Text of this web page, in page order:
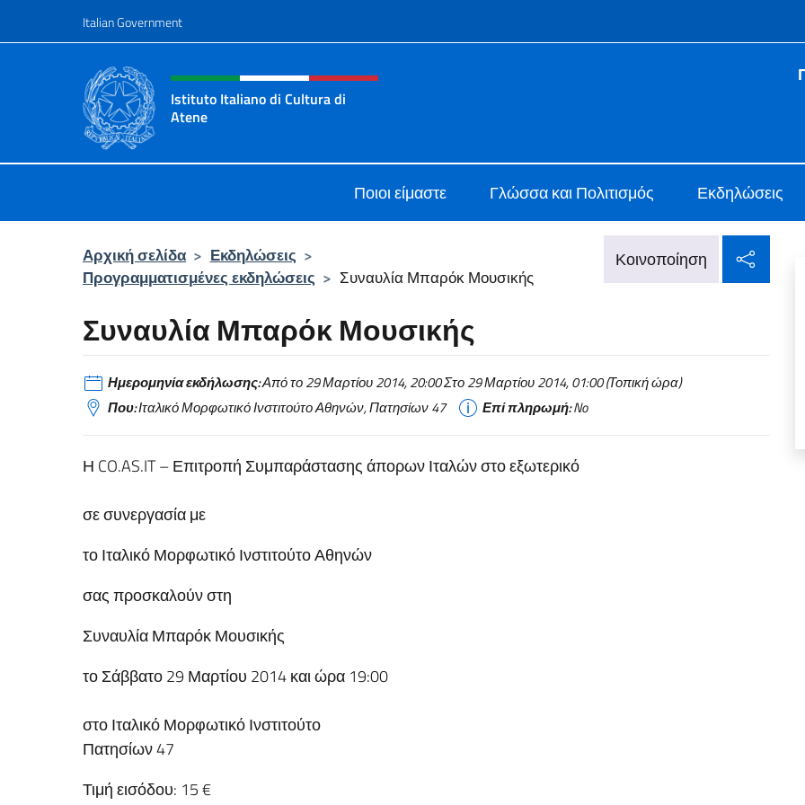
Italian Government
Header, social and menu of site
Istituto Italiano di Cultura di
Atene
Ποιοι είμαστε Γλώσσα και Πολιτισμός Εκδηλώσεις
Αρχική σελίδα > Εκδηλώσεις >
Προγραμματισμένες εκδηλώσεις > Συναυλία Μπαρόκ Μουσικής
Κοινοποίηση
Συναυλία Μπαρόκ Μουσικής
Ημερομηνία εκδήλωσης:Από το 29 Μαρτίου 2014, 20:00 Στο 29 Μαρτίου 2014, 01:00 (Τοπική ώρα)
Που:Ιταλικό Μορφωτικό Ινστιτούτο Αθηνών, Πατησίων 47 Επί πληρωμή:No
Η CO.AS.IT – Επιτροπή Συμπαράστασης άπορων Ιταλών στο εξωτερικό
σε συνεργασία με
το Ιταλικό Μορφωτικό Ινστιτούτο Αθηνών
σας προσκαλούν στη
Συναυλία Μπαρόκ Μουσικής
το Σάββατο 29 Μαρτίου 2014 και ώρα 19:00
στο Ιταλικό Μορφωτικό Ινστιτούτο
Πατησίων 47
Τιμή εισόδου: 15 €